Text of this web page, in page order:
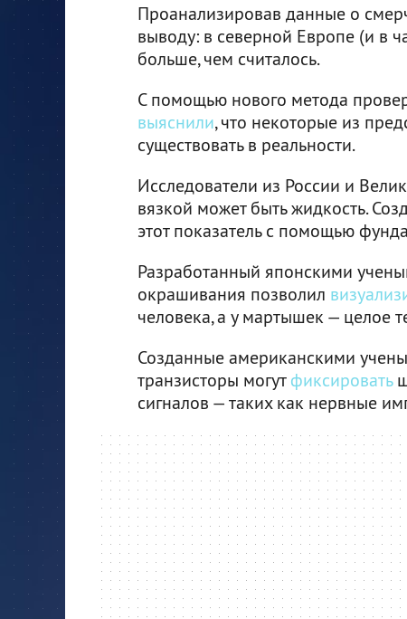
Проанализировав данные о
выводу: в северной Европе (и в
больше, чем считалось.
С помощью нового метода
выяснили, что некоторые из
существовать в реальности.
Исследователи из России и
вязкой может быть жидкость.
этот показатель с помощью
Разработанный японскими
окрашивания позволил
человека, а у мартышек — целое
Созданные американскими
транзисторы могут фиксировать
сигналов — таких как нервные